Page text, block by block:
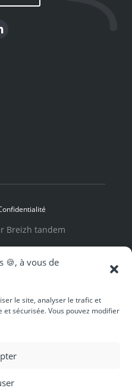
🍪, à vous de
le site, analyser le trafic et
sécurisée. Vous pouvez modifier
Breizh tandem